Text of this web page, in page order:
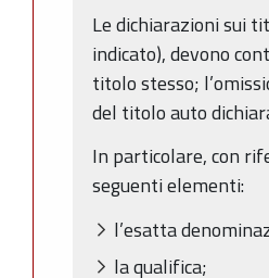
Le dichiarazioni sui
indicato), devono
titolo stesso;
del titolo auto
In particolare, con
seguenti elementi:
l’esatta
la qualifica;